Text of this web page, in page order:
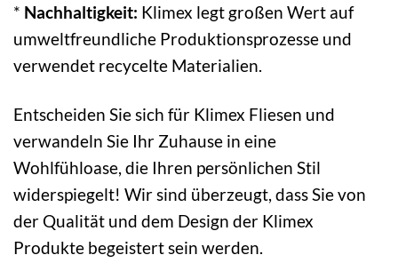
* Nachhaltigkeit: Klimex legt großen Wert auf
umweltfreundliche Produktionsprozesse und
verwendet recycelte Materialien.
Entscheiden Sie sich für Klimex Fliesen und
verwandeln Sie Ihr Zuhause in eine
Wohlfühloase, die Ihren persönlichen Stil
widerspiegelt! Wir sind überzeugt, dass Sie von
der Qualität und dem Design der Klimex
Produkte begeistert sein werden.